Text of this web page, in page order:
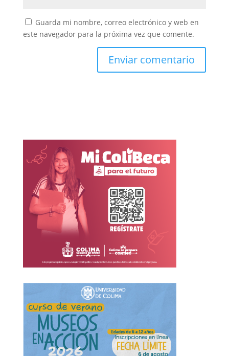
Guarda mi nombre, correo electrónico y web en
este navegador para la próxima vez que comente.